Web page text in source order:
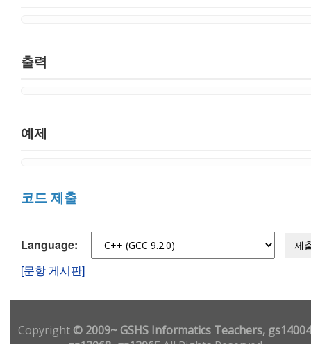
출력
예제
코드 제출
Language: 제
[문항 게시판]
Copyright© 2009~ GSHS Informatics Teachers,